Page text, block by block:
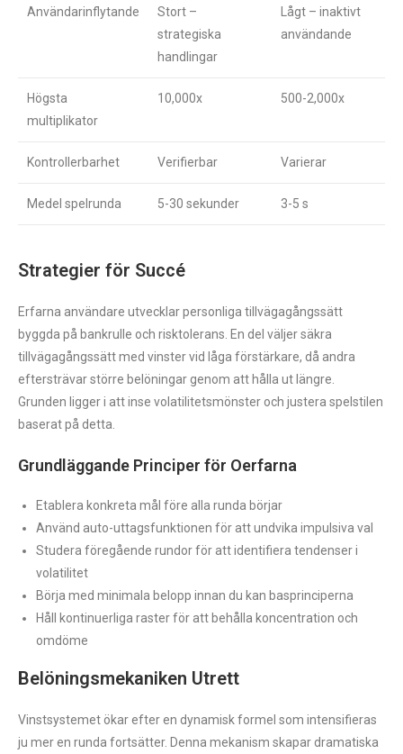
Användarinflytande
Stort –
strategiska
handlingar
Lågt – inaktivt
användande
Högsta
multiplikator
10,000x 500-2,000x
Kontrollerbarhet Verifierbar Varierar
Medel spelrunda 5-30 sekunder 3-5 s
Strategier för Succé
Erfarna användare utvecklar personliga tillvägagångssätt
byggda på bankrulle och risktolerans. En del väljer säkra
tillvägagångssätt med vinster vid låga förstärkare, då andra
eftersträvar större belöningar genom att hålla ut längre.
Grunden ligger i att inse volatilitetsmönster och justera spelstilen
baserat på detta.
Grundläggande Principer för Oerfarna
Etablera konkreta mål före alla runda börjar
Använd auto-uttagsfunktionen för att undvika impulsiva val
Studera föregående rundor för att identifiera tendenser i
volatilitet
Börja med minimala belopp innan du kan basprinciperna
Håll kontinuerliga raster för att behålla koncentration och
omdöme
Belöningsmekaniken Utrett
Vinstsystemet ökar efter en dynamisk formel som intensifieras
ju mer en runda fortsätter. Denna mekanism skapar dramatiska